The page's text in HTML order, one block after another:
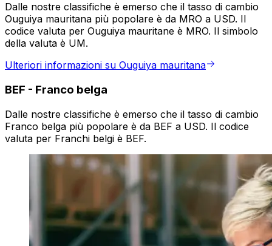
Dalle nostre classifiche è emerso che il tasso di cambio
Ouguiya mauritana più popolare è da MRO a USD. Il
codice valuta per Ouguiya mauritane è MRO. Il simbolo
della valuta è UM.
Ulteriori informazioni su Ouguiya mauritana
BEF - Franco belga
Dalle nostre classifiche è emerso che il tasso di cambio
Franco belga più popolare è da BEF a USD. Il codice
valuta per Franchi belgi è BEF.